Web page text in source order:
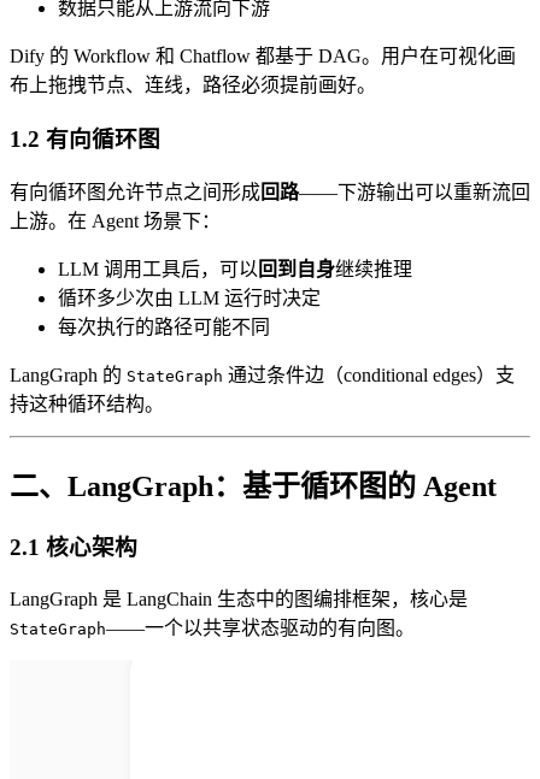
数据只能从上游流向下游
Dify 的 Workflow 和 Chatflow 都基于 DAG。用户在可视化画
布上拖拽节点、连线，路径必须提前画好。
1.2 有向循环图
有向循环图允许节点之间形成回路——下游输出可以重新流回
上游。在 Agent 场景下：
LLM 调用工具后，可以 回到自身继续推理
循环多少次由 LLM 运行时决定
每次执行的路径可能不同
LangGraph 的 StateGraph 通过条件边（conditional edges）支
持这种循环结构。
二、LangGraph：基于循环图的 Agent
2.1 核心架构
LangGraph 是 LangChain 生态中的图编排框架，核心是
StateGraph——一个以共享状态驱动的有向图。